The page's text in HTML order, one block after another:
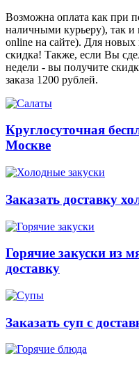
Возможна оплата как при
наличными курьеру), так и
online на сайте). Для новых
скидка! Также, если Вы
недели - вы получите
заказа 1200 рублей.
Круглосуточная
Москве
Заказать доставку
Горячие закуски из
доставку
Заказать суп с